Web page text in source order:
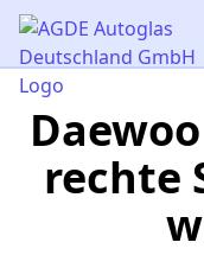
AGDE Autoglas
rechte